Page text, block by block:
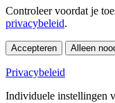
Controleer voordat je
privacybeleid.
Accepteren Alleen
Privacybeleid
Individuele instellingen